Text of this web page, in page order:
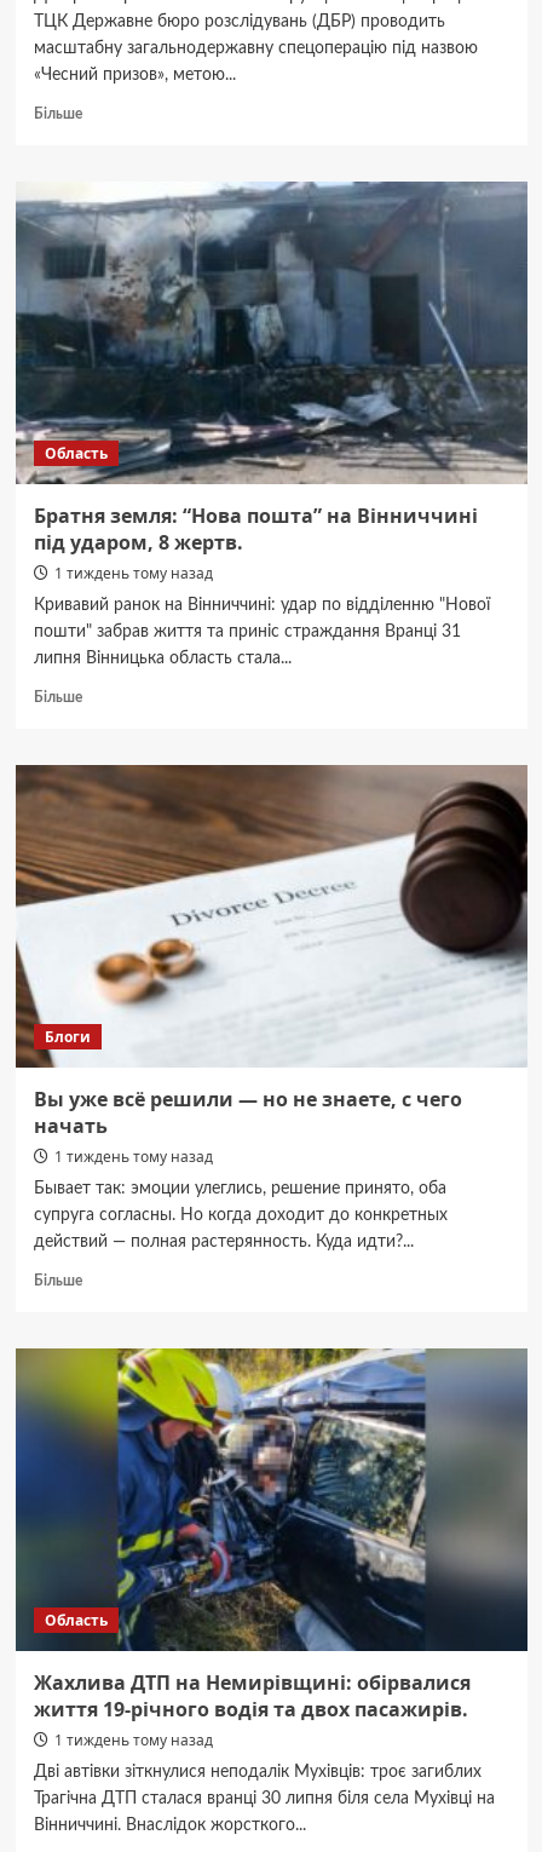
ТЦК Державне бюро розслідувань (ДБР) проводить
масштабну загальнодержавну спецоперацію під назвою
«Чесний призов», метою...
БільшеДокладніше
успіхи
“Чесного
призову”
розкрито
схеми
ухилення.
Область
Братня земля: “Нова пошта” на Вінниччині
під ударом, 8 жертв.
1 тиждень тому назад
Кривавий ранок на Вінниччині: удар по відділенню "Нової
пошти" забрав життя та приніс страждання Вранці 31
липня Вінницька область стала...
БільшеДокладніше
земля:
“Нова
пошта”
Вінниччині
під
ударом,
Блоги
Вы уже всё решили — но не знаете, с чего
начать
1 тиждень тому назад
Бывает так: эмоции улеглись, решение принято, оба
супруга согласны. Но когда доходит до конкретных
действий — полная растерянность. Куда идти?...
БільшеДокладніше
уже
решили
чего
начать
Область
Жахлива ДТП на Немирівщині: обірвалися
життя 19-річного водія та двох пасажирів.
1 тиждень тому назад
Дві автівки зіткнулися неподалік Мухівців: троє загиблих
Трагічна ДТП сталася вранці 30 липня біля села Мухівці на
Вінниччині. Внаслідок жорсткого...